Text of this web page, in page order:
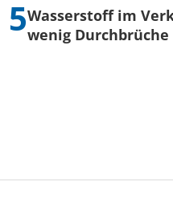
Wasserstoff im
wenig Durchbrüche